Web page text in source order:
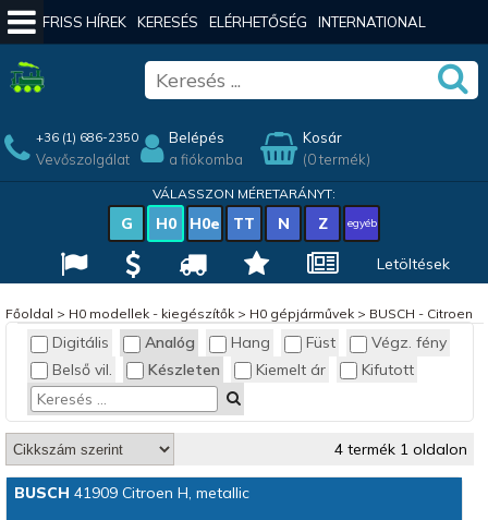
FRISS HÍREK KERESÉS ELÉRHETŐSÉG INTERNATIONAL
+36 (1) 686-2350
Vevőszolgálat
Belépés
a fiókomba
Kosár
(0 termék)
VÁLASSZON MÉRETARÁNYT:
G H0 H0e TT N Z egyéb
Letöltések
Főoldal > H0 modellek - kiegészítők> H0 gépjárművek> BUSCH - Citroen
Digitális Analóg Hang Füst
Végz. fény
Belső vil.
Készleten Kiemelt ár Kifutott
4 termék 1 oldalon
BUSCH 41909 Citroen H, metallic